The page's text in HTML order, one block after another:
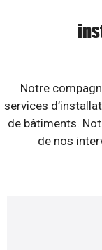
Notre
services
de bâtiments.
de nos